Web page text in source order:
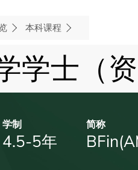
本科课程
学士（
学制
4.5-5年
简称